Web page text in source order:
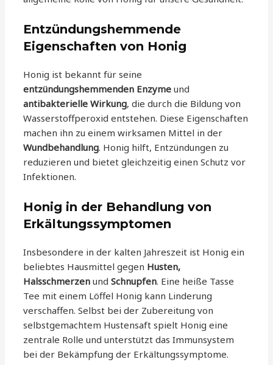
Entzündungshemmende
Eigenschaften von Honig
Honig ist bekannt für seine
entzündungshemmenden Enzyme und
antibakterielle Wirkung, die durch die Bildung von
Wasserstoffperoxid entstehen. Diese Eigenschaften
machen ihn zu einem wirksamen Mittel in der
Wundbehandlung. Honig hilft, Entzündungen zu
reduzieren und bietet gleichzeitig einen Schutz vor
Infektionen.
Honig in der Behandlung von
Erkältungssymptomen
Insbesondere in der kalten Jahreszeit ist Honig ein
beliebtes Hausmittel gegen Husten,
Halsschmerzen undSchnupfen. Eine heiße Tasse
Tee mit einem Löffel Honig kann Linderung
verschaffen. Selbst bei der Zubereitung von
selbstgemachtem Hustensaft spielt Honig eine
zentrale Rolle und unterstützt das Immunsystem
bei der Bekämpfung der Erkältungssymptome.